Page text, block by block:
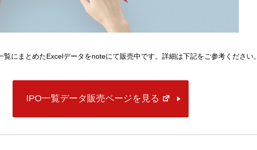
にまとめたExcelデータをnoteにて販売中です。詳細は下記をご参考ください。
IPO一覧データ販売ページを見る